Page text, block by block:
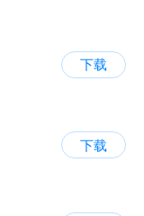
下载
下载